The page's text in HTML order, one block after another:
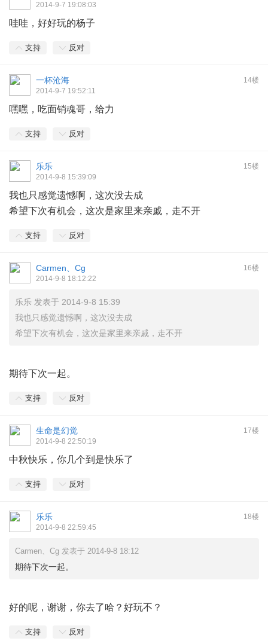
2014-9-7 19:08:03
哇哇，好好玩的杨子
支持 反对
14楼
一杯沧海
2014-9-7 19:52:11
嘿嘿，吃面销魂哥，给力
支持 反对
15楼
乐乐
2014-9-8 15:39:09
我也只感觉遗憾啊，这次没去成
希望下次有机会，这次是家里来亲戚，走不开
支持 反对
16楼
Carmen、Cg
2014-9-8 18:12:22
乐乐 发表于 2014-9-8 15:39
我也只感觉遗憾啊，这次没去成
希望下次有机会，这次是家里来亲戚，走不开
期待下次一起。
支持 反对
17楼
生命是幻觉
2014-9-8 22:50:19
中秋快乐，你几个到是快乐了
支持 反对
18楼
乐乐
2014-9-8 22:59:45
Carmen、Cg 发表于 2014-9-8 18:12
期待下次一起。
好的呢，谢谢，你去了哈？好玩不？
支持 反对